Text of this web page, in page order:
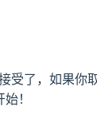
受了，如果你
！